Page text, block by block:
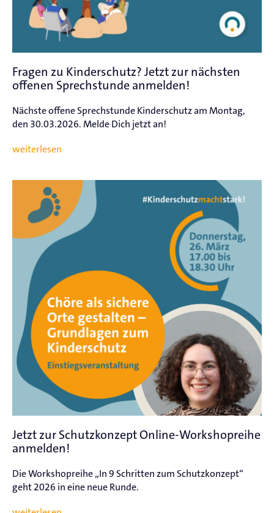
Fragen zu Kinderschutz? Jetzt zur nächsten
offenen Sprechstunde anmelden!
Nächste offene Sprechstunde Kinderschutz am Montag,
den 30.03.2026. Melde Dich jetzt an!
weiterlesen
Jetzt zur Schutzkonzept Online-Workshopreihe
anmelden!
Die Workshopreihe „In 9 Schritten zum Schutzkonzept“
geht 2026 in eine neue Runde.